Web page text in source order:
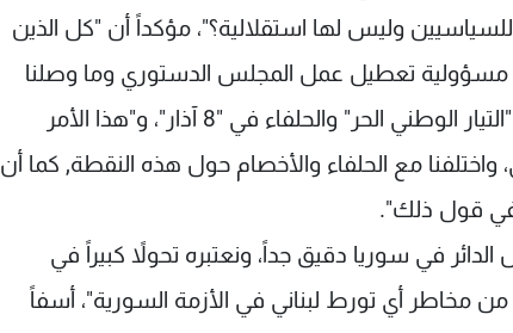
وليس لها استقلالية؟"، مؤكداً أن "كل الذين
مسؤولية تعطيل عمل المجلس الدستوري وما وصلنا
إليه"، لافتاً إلى "وجود تباين في الرأي بين "التيار الوطني الحر" والحلفاء في "8 آذار"، و"هذا الأمر
مع الحلفاء والأخصام حول هذه النقطة, كما أن
في قول ذلك".
في سوريا دقيق جداً، ونعتبره تحولاً كبيراً في
من مخاطر أي تورط لبناني في الأزمة السورية"، أسفاً